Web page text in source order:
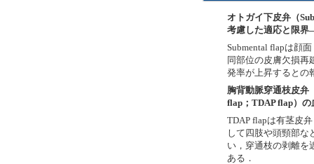
オトガイ下皮弁（
考慮した適応と限
Submental flapは顔
同部位の皮膚欠損再
発率が上昇するとの
胸背動脈穿通枝皮
flap；TDAP flap）
TDAP flapは有茎皮
して四肢や頭頸部な
い，穿通枝の剥離を
ある．